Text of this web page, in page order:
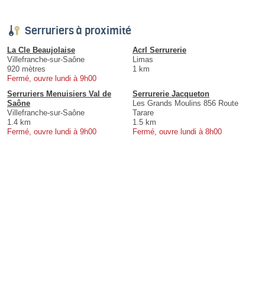
Serruriers à proximité
La Cle Beaujolaise
Villefranche-sur-Saône
920 mètres
Fermé, ouvre lundi à 9h00
Acrl Serrurerie
Limas
1 km
Serruriers Menuisiers Val de
Saône
Villefranche-sur-Saône
1.4 km
Fermé, ouvre lundi à 9h00
Serrurerie Jacqueton
Les Grands Moulins 856 Route
Tarare
1.5 km
Fermé, ouvre lundi à 8h00